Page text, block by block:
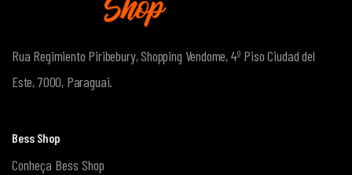
Rua Regimiento Piribebury, Shopping Vendome, 4º PisoCiudad del
Este, 7000, Paraguai.
Bess Shop
Conheça Bess Shop